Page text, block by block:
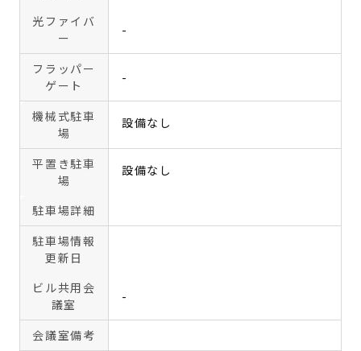
光ファイバ
ー
-
フラッパー
ゲート
-
機械式駐車
場
設備なし
平置き駐車
場
設備なし
駐車場詳細
駐車場情報
更新日
ビル共用会
議室
-
会議室備考